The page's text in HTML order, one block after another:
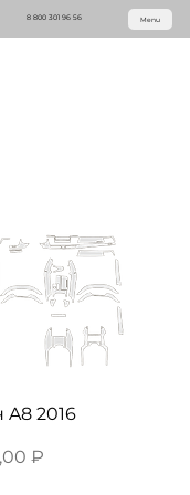
8 800 301 96 56 Menu
A8 2016
₽